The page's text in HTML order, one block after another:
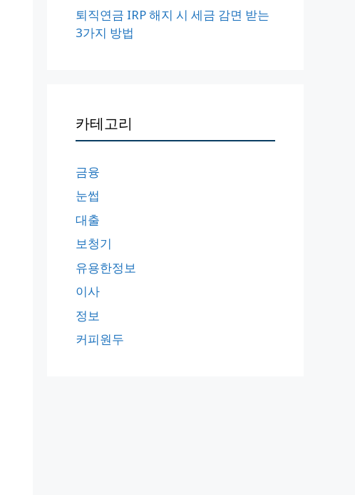
퇴직연금 IRP 해지 시 세금 감면 받는
3가지 방법
카테고리
금융
눈썹
대출
보청기
유용한정보
이사
정보
커피원두